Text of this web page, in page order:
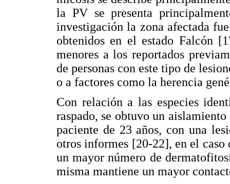
la PV se presenta
investigación la zona afectada
obtenidos en el estado Falcón
menores a los reportados
de personas con este tipo de
o a factores como la herencia
Con relación a las especies
raspado, se obtuvo un
paciente de 23 años, con una
otros informes [20-22], en el
un mayor número de
misma mantiene un mayor